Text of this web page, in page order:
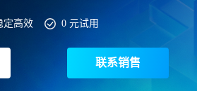
定高效 0 元试用
联系销售